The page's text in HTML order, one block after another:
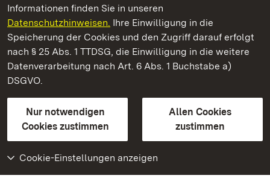
Informationen finden Sie in unseren
Datenschutzhinweisen. Ihre Einwilligung in die
Speicherung der Cookies und den Zugriff darauf erfolgt
nach § 25 Abs. 1 TTDSG, die Einwilligung in die weitere
Datenverarbeitung nach Art. 6 Abs. 1 Buchstabe a)
DSGVO.
Nur notwendigen
Cookies zustimmen
Allen Cookies
zustimmen
Cookie-Einstellungen anzeigen
Staatliche Schlösser und Gärten Baden‑Württemberg
Staatliche Schlösser und Gärten Baden-Württemberg
Kontakt
GebärdenspracheLeichte Sprache
Erklärung zur Barrierefreiheit
BITV-konform (geprüfte Seiten)
Weiteres